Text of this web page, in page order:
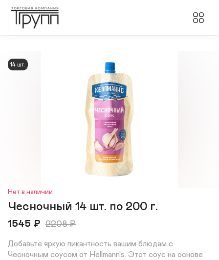
14 шт.
Нет в наличии
Чесночный 14 шт. по 200 г.
1545 ₽ 2208₽
Добавьте яркую пикантность вашим блюдам с
Чесночным соусом от Hellmann's. Этот соус на основе